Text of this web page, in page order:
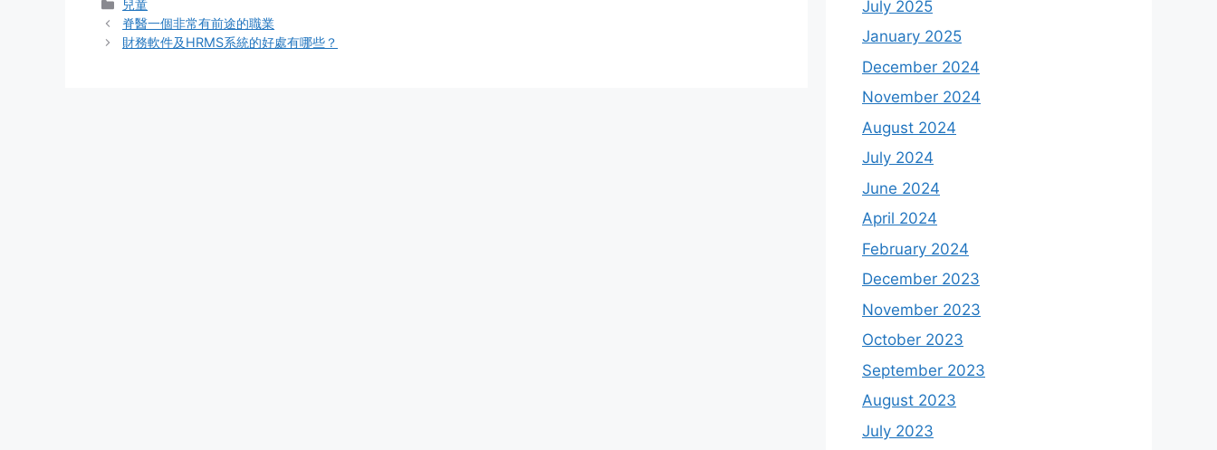
Categories
兒童
脊醫一個非常有前途的職業
財務軟件及HRMS系統的好處有哪些？
July 2025
January 2025
December 2024
November 2024
August 2024
July 2024
June 2024
April 2024
February 2024
December 2023
November 2023
October 2023
September 2023
August 2023
July 2023